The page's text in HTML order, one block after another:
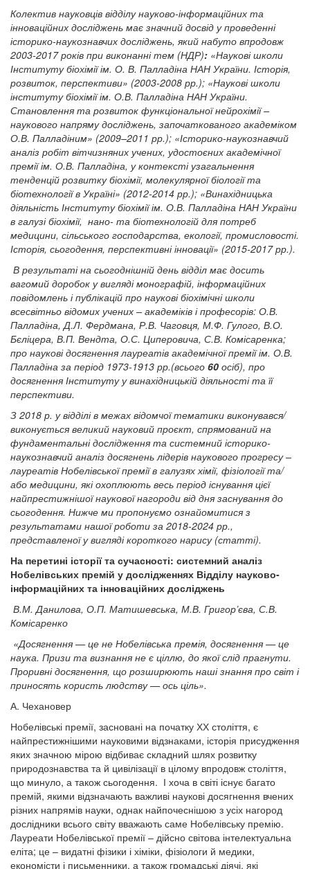
Колектив науковців відділу науково-інформаційних та
інноваційних досліджень має значний досвід у проведенні
історико-наукознавчих досліджень, який набуто впродовж
2003-2017 років при виконанні тем (НДР): «Наукові школи
Інституту біохімії ім. О. В. Палладіна НАН України. Історія,
розвиток, перспективи» (2003-2008 рр.); «Наукові школи
інституту біохімії ім. О.В. Палладіна НАН України.
Становлення та розвиток функціональної нейрохімії –
наукового напряму досліджень, започаткованого академіком
О.В. Палладіним» (2009–2011 рр.); «Історико-наукознавчий
аналіз робіт вітчизняних учених, удостоєних академічної
премії ім. О.В. Палладіна, у контексті узагальнення
тенденцій розвитку біохімії, молекулярної біології та
біотехнології в Україні» (2012-2014 рр.); «Винахідницька
діяльність Інституту біохімії ім. О.В. Палладіна НАН України
в галузі біохімії, нано- та біотехнологій для потреб
медицини, сільського господарства, екології, промисловості.
Історія, сьогодення, перспективні інновації» (2015-2017 рр.).
В результаті на сьогоднішній день відділ має досить
вагомий доробок у вигляді монографій, інформаційних
повідомлень і публікацій про наукові біохімічні школи
всесвітньо відомих учених – академіків і професорів: О.В.
Палладіна, Д.Л. Фердмана, Р.В. Чаговця, М.Ф. Гулого, В.О.
Бєліцера, В.П. Вендта, О.С. Циперовича, С.В. Комісаренка;
про наукові досягнення лауреатів академічної премії ім. О.В.
Палладіна за період 1973-1913 рр.(всього 60 осіб), про
досягнення Інституту у винахідницькій діяльності та її
перспективи.
З 2018 р. у відділі в межах відомчої тематики виконувався/
виконується великий науковий проєкт, спрямований на
фундаментальні дослідження та системний історико-
наукознавчий аналіз досягнень лідерів наукового прогресу –
лауреатів Нобелівської премії в галузях хімії, фізіології та/
або медицини, які охоплюють весь період існування цієї
найпрестижнішої наукової нагороди від дня заснування до
сьогодення. Нижче ми пропонуємо ознайомитися з
результатами нашої роботи за 2018-2024 рр.,
представленої у вигляді короткого нарису (статті).
На перетині історії та сучасності: системний аналіз
Нобелівських премій у дослідженнях Відділу науково-
інформаційних та інноваційних досліджень
В.М. Данилова, О.П. Матишевська, М.В. Григор’єва, С.В.
Комісаренко
«Досягнення — це не Нобелівська премія, досягнення — це
наука. Призи та визнання не є ціллю, до якої слід прагнути.
Проривні досягнення, що розширюють наші знання про світ і
приносять користь людству — ось ціль».
А. Чехановер
Нобелівські премії, засновані на початку ХХ століття, є
найпрестижнішими науковими відзнаками, історія присудження
яких значною мірою відбиває складний шлях розвитку
природознавства та й цивілізації в цілому впродовж століття,
що минуло, а також сьогодення. І хоча в світі існує багато
премій, якими відзначають важливі наукові досягнення вчених
різних напрямів науки, однак найпочеснішою з усіх нагород
дослідники всього світу вважають саме Нобелівську премію.
Лауреати Нобелівської премії – дійсно світова інтелектуальна
еліта; це – видатні фізики і хіміки, фізіологи й медики,
економісти і письменники, а також громадські діячі, які